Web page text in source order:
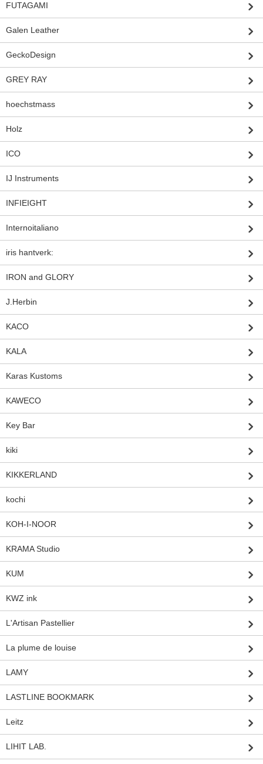
FUTAGAMI
Galen Leather
GeckoDesign
GREY RAY
hoechstmass
Holz
ICO
IJ Instruments
INFIEIGHT
Internoitaliano
iris hantverk:
IRON and GLORY
J.Herbin
KACO
KALA
Karas Kustoms
KAWECO
Key Bar
kiki
KIKKERLAND
kochi
KOH-I-NOOR
KRAMA Studio
KUM
KWZ ink
L'Artisan Pastellier
La plume de louise
LAMY
LASTLINE BOOKMARK
Leitz
LIHIT LAB.